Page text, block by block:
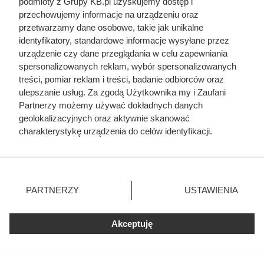
byle uciec przed starszą o 30 lat
Anną. Ten polski król był wielką
porażką
przechowujemy informacje na urządzeniu oraz
przetwarzamy dane osobowe, takie jak unikalne
identyfikatory, standardowe informacje wysyłane przez
urządzenie czy dane przeglądania w celu zapewniania
spersonalizowanych reklam, wybór spersonalizowanych
treści, pomiar reklam i treści, badanie odbiorców oraz
ulepszanie usług. Za zgodą Użytkownika my i Zaufani
Partnerzy możemy używać dokładnych danych
geolokalizacyjnych oraz aktywnie skanować
charakterystykę urządzenia do celów identyfikacji.
zmienić/wycofać klikając przycisk ustawień prywatności
znajdujący się w lewym dolnym rogu strony. Niektóre
użytkownika, ale masz prawo sprzeciwić się takiemu
przetwarzaniu. Preferencje będą miały zastosowania tylko
PARTNERZY USTAWIENIA
Akceptuję